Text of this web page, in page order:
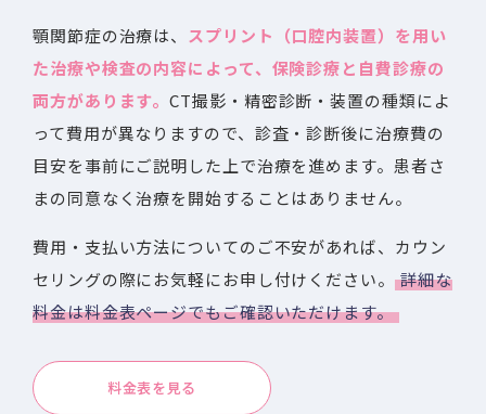
顎関節症の治療は、 スプリント（口腔内装置）を用い
た治療や検査の内容によって、保険診療と自費診療の
両方があります。CT撮影・精密診断・装置の種類によ
って費用が異なりますので、診査・診断後に治療費の
目安を事前にご説明した上で治療を進めます。患者さ
まの同意なく治療を開始することはありません。
費用・支払い方法についてのご不安があれば、カウン
セリングの際にお気軽にお申し付けください。
詳細な
料金は料金表ページでもご確認いただけます。
料金表を見る